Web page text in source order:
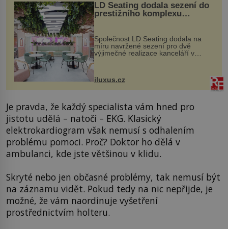
LD Seating dodala sezení do
prestižního komplexu
MediaCityUK v Salfordu
Společnost LD Seating dodala na
míru navržené sezení pro dvě
výjimečné realizace kanceláří v
areálu MediaCityUK v anglickém
budov Media...
iluxus.cz
Je pravda, že každý specialista vám hned pro
jistotu udělá – natočí – EKG. Klasický
elektrokardiogram však nemusí s odhalením
problému pomoci. Proč? Doktor ho dělá v
ambulanci, kde jste většinou v klidu.
Skryté nebo jen občasné problémy, tak nemusí být
na záznamu vidět. Pokud tedy na nic nepřijde, je
možné, že vám naordinuje vyšetření
prostřednictvím holteru.